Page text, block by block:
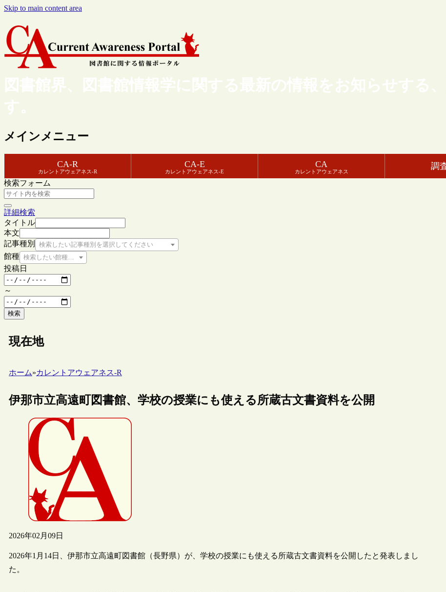
Skip to main content area
図書館界、図書館情報学に関する最新の情報をお知らせする
す。
メインメニュー
CA-R
カレントアウェアネス-R
CA-E
カレントアウェアネス-E
CA
カレントアウェアネス
調
検索フォーム
詳細検索
タイトル
本文
記事種別
検索したい記事種別を選択してください
館種 検索したい館種を選択してください
投稿日
～
検索
現在地
ホーム»カレントアウェアネス-R
伊那市立高遠町図書館、学校の授業にも使える所蔵古文書資料を公開
2026年02月09日
2026年1月14日、伊那市立高遠町図書館（長野県）が、学校の授業にも使える所蔵古文書資料を公開したと発表しまし
た。